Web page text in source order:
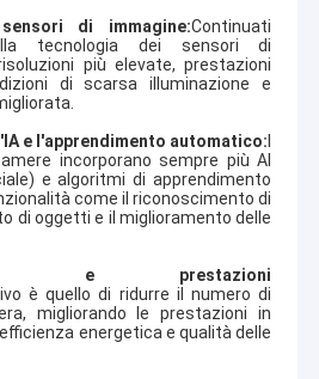
del computer portatile
Lenti
di immagine:Continuati
tecnologia dei sensori di
più elevate, prestazioni
di scarsa illuminazione e
e l'apprendimento automatico:
incorporano sempre più AI
e algoritmi di apprendimento
come il riconoscimento di
di oggetti e il miglioramento delle
e prestazioni
è quello di ridurre il numero di
migliorando le prestazioni in
energetica e qualità delle